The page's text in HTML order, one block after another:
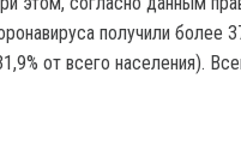
получили более
от всего населения).